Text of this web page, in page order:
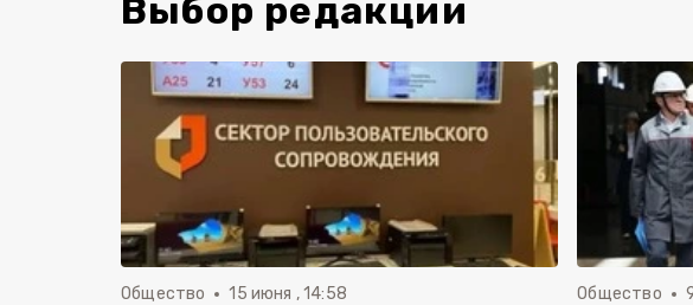
Выбор редакции
Общество 15 июня , 14:58 Общество